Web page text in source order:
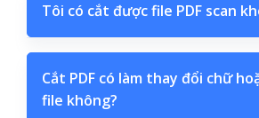
Tôi có cắt được file PDF scan
Cắt PDF có làm thay đổi chữ
file không?